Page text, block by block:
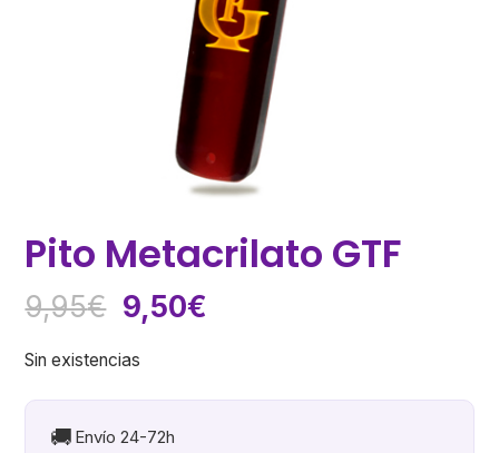
Pito Metacrilato GTF
9,95€ El
precio
original
era:
9,95€.
9,50€
es:
Sin existencias
🚚 Envío 24-72h